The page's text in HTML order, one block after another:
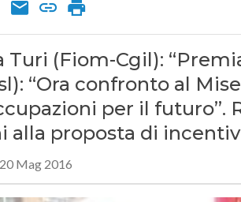
Turi (Fiom-Cgil):
“Ora confronto al
per il futuro”.
alla proposta di
Mag 2016